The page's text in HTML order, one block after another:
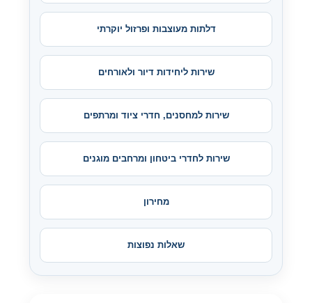
דלתות מעוצבות ופרזול יוקרתי
שירות ליחידות דיור ולאורחים
שירות למחסנים, חדרי ציוד ומרתפים
שירות לחדרי ביטחון ומרחבים מוגנים
מחירון
שאלות נפוצות